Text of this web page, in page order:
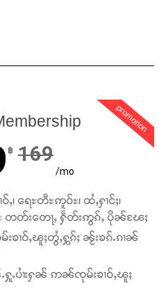
promotion
฿ 169
/mo
၊ ရေႊတီႊဢူဝ်ႊ၊ ထႆႇႁၢင်ႈ၊
ႊ တတ်းတေႃႇ ႁဵတ်းဢွၵ်ႇ ပိုၼ်ၽႄႈ
ၶၢဝ်ႇၽူႈတွႆႇႁွၵ်ႈ ၼႂ်းၶၵ်ႉၵၢၼ်
ႁူႉပၢႆးႁၼ် ဢၼ်ၸုမ်းၶၢဝ်ႇၽူႈ